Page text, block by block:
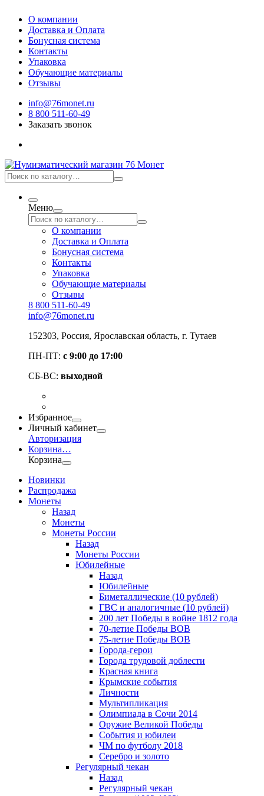
О компании
Доставка и Оплата
Бонусная система
Контакты
Упаковка
Обучающие материалы
Отзывы
info@76monet.ru
8 800 511-60-49
Заказать звонок
Меню
О компании
Доставка и Оплата
Бонусная система
Контакты
Упаковка
Обучающие материалы
Отзывы
8 800 511-60-49
info@76monet.ru
152303, Россия, Ярославская область, г. Тутаев
ПН-ПТ: с 9:00 до 17:00
СБ-ВС: выходной
Избранное
Личный кабинет
Авторизация
Корзина…
Корзина
Новинки
Распродажа
Монеты
Назад
Монеты
Монеты России
Назад
Монеты России
Юбилейные
Назад
Юбилейные
Биметаллические (10 рублей)
ГВС и аналогичные (10 рублей)
200 лет Победы в войне 1812 года
70-летие Победы ВОВ
75-летие Победы ВОВ
Города-герои
Города трудовой доблести
Красная книга
Крымские события
Личности
Мультипликация
Олимпиада в Сочи 2014
Оружие Великой Победы
События и юбилеи
ЧМ по футболу 2018
Серебро и золото
Регулярный чекан
Назад
Регулярный чекан